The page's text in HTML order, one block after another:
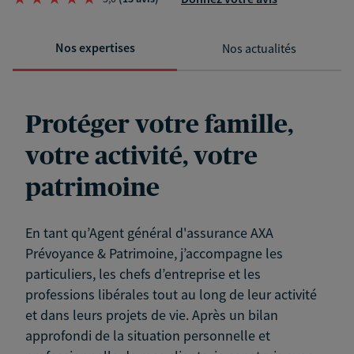
Nos expertises Nos actualités
Protéger votre famille,
votre activité, votre
patrimoine
En tant qu’Agent général d'assurance AXA
Prévoyance & Patrimoine, j’accompagne les
particuliers, les chefs d’entreprise et les
professions libérales tout au long de leur activité
et dans leurs projets de vie. Après un bilan
approfondi de la situation personnelle et